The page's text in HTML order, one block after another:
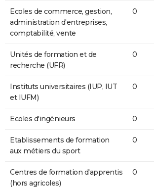
Ecoles de commerce, gestion,
administration d'entreprises,
comptabilité, vente
0
Unités de formation et de
recherche (UFR)
0
Instituts universitaires (IUP, IUT
et IUFM)
0
Ecoles d'ingénieurs 0
Etablissements de formation
aux métiers du sport
0
Centres de formation d'apprentis
(hors agricoles)
0